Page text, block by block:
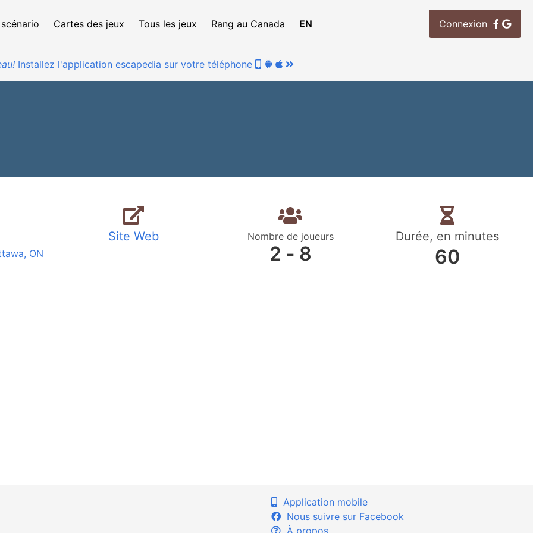
Cartes des jeux Tous les jeux Rang au Canada EN Connexion
Installez l'application escapedia sur votre téléphone
ON
Site Web Nombre de joueurs
2 ‐ 8
Durée, en minutes
60
Application mobile
Nous suivre sur Facebook
À propos